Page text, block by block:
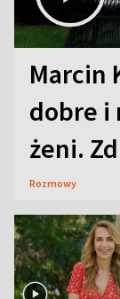
Marcin
dobre i
żeni.
Rozmowy